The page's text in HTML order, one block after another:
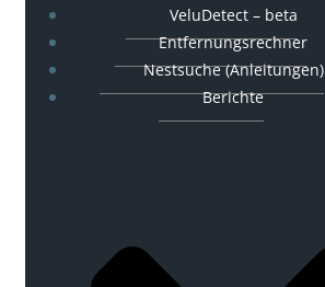
VeluDetect – beta
Entfernungsrechner
Nestsuche (Anleitungen)
Berichte